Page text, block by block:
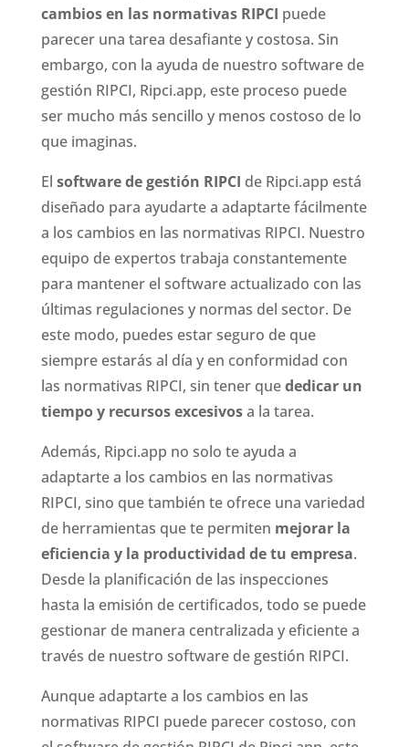
cambios en las normativas RIPCI puede
parecer una tarea desafiante y costosa. Sin
embargo, con la ayuda de nuestro software de
gestión RIPCI, Ripci.app, este proceso puede
ser mucho más sencillo y menos costoso de lo
que imaginas.
El software de gestión RIPCI de Ripci.app está
diseñado para ayudarte a adaptarte fácilmente
a los cambios en las normativas RIPCI. Nuestro
equipo de expertos trabaja constantemente
para mantener el software actualizado con las
últimas regulaciones y normas del sector. De
este modo, puedes estar seguro de que
siempre estarás al día y en conformidad con
las normativas RIPCI, sin tener quededicar un
tiempo y recursos excesivosa la tarea.
Además, Ripci.app no solo te ayuda a
adaptarte a los cambios en las normativas
RIPCI, sino que también te ofrece una variedad
de herramientas que te permiten mejorar la
eficiencia y la productividad de tu empresa.
Desde la planificación de las inspecciones
hasta la emisión de certificados, todo se puede
gestionar de manera centralizada y eficiente a
través de nuestro software de gestión RIPCI.
Aunque adaptarte a los cambios en las
normativas RIPCI puede parecer costoso, con